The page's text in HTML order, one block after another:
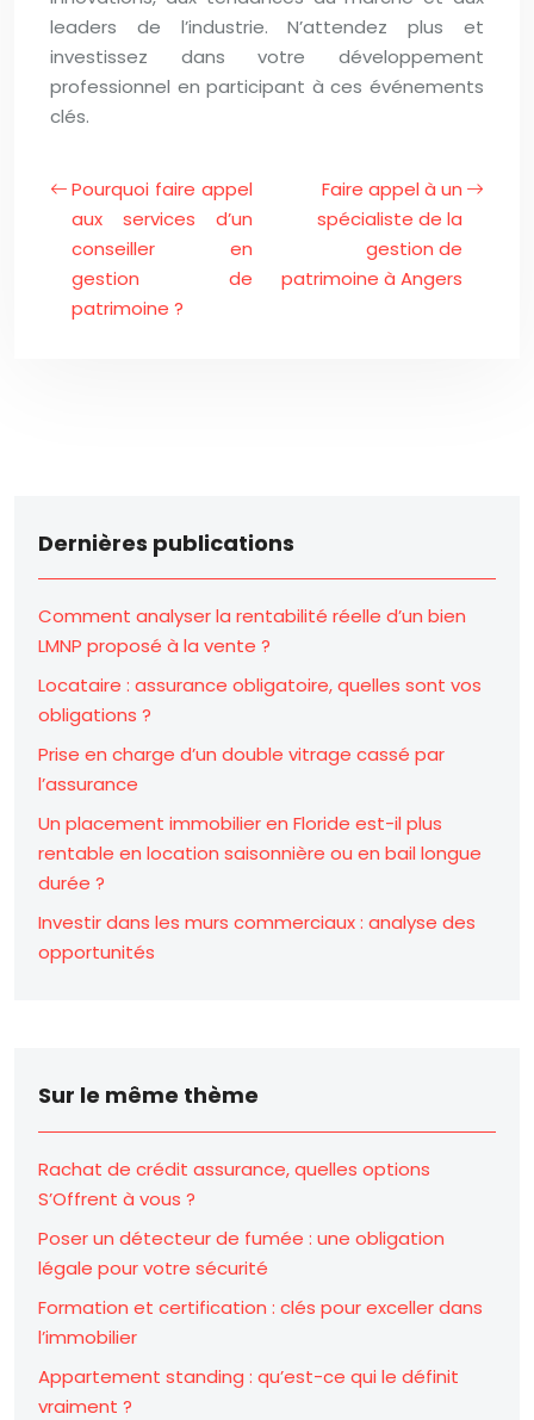
leaders de l’industrie. N’attendez plus et
investissez dans votre développement
professionnel en participant à ces événements
clés.
Pourquoi faire appel
aux services d’un
conseiller en
gestion de
patrimoine ?
Faire appel à un
spécialiste de la
gestion de
patrimoine à Angers
Dernières publications
Comment analyser la rentabilité réelle d’un bien
LMNP proposé à la vente ?
Locataire : assurance obligatoire, quelles sont vos
obligations ?
Prise en charge d’un double vitrage cassé par
l’assurance
Un placement immobilier en Floride est-il plus
rentable en location saisonnière ou en bail longue
durée ?
Investir dans les murs commerciaux : analyse des
opportunités
Sur le même thème
Rachat de crédit assurance, quelles options
S’Offrent à vous ?
Poser un détecteur de fumée : une obligation
légale pour votre sécurité
Formation et certification : clés pour exceller dans
l’immobilier
Appartement standing : qu’est-ce qui le définit
vraiment ?